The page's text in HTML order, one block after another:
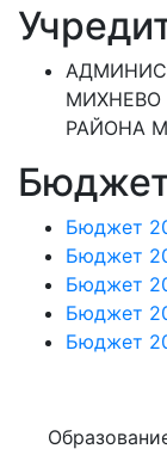
МИХНЕВО
РАЙОНА
Бюджет
Бюджет
Бюджет
Бюджет
Бюджет